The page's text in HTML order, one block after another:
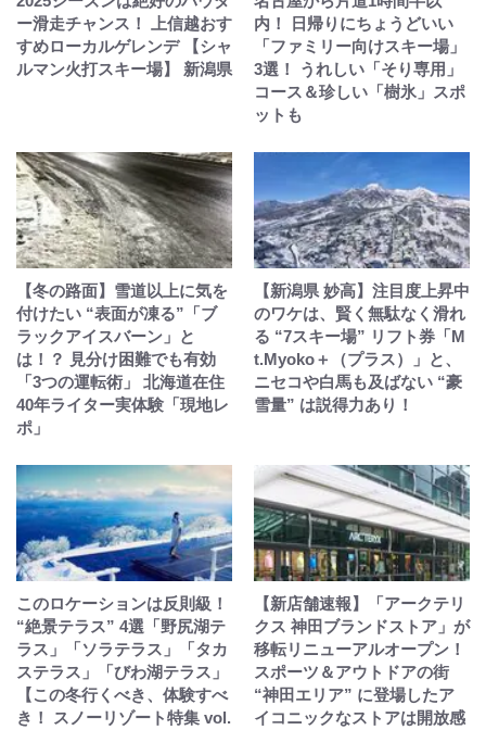
ー滑走チャンス！ 上信越おす
すめローカルゲレンデ 【シャ
ルマン火打スキー場】 新潟県
内！ 日帰りにちょうどいい
「ファミリー向けスキー場」
3選！ うれしい「そり専用」
コース＆珍しい「樹氷」スポ
ットも
【冬の路面】雪道以上に気を
付けたい “表面が凍る”「ブ
ラックアイスバーン」と
は！？ 見分け困難でも有効
「3つの運転術」 北海道在住
40年ライター実体験「現地レ
ポ」
【新潟県 妙高】注目度上昇中
のワケは、賢く無駄なく滑れ
る “7スキー場” リフト券「M
t.Myoko＋（プラス）」と、
ニセコや白馬も及ばない “豪
雪量” は説得力あり！
このロケーションは反則級！
“絶景テラス” 4選「野尻湖テ
ラス」「ソラテラス」「タカ
ステラス」「びわ湖テラス」
【この冬行くべき、体験すべ
き！ スノーリゾート特集 vol.
【新店舗速報】「アークテリ
クス 神田ブランドストア」が
移転リニューアルオープン！
スポーツ＆アウトドアの街
“神田エリア” に登場したア
イコニックなストアは開放感